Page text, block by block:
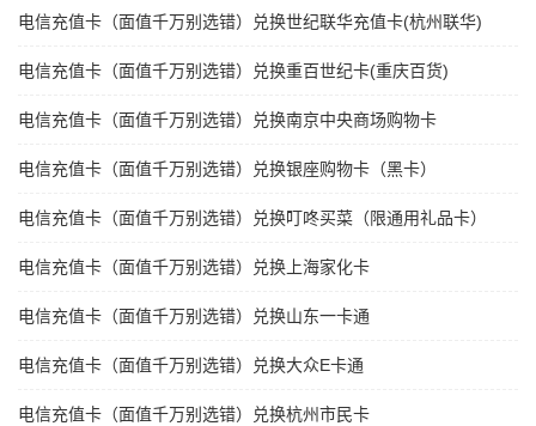
电信充值卡（面值千万别选错）兑换世纪联华充值卡(杭州联华)
电信充值卡（面值千万别选错）兑换重百世纪卡(重庆百货)
电信充值卡（面值千万别选错）兑换南京中央商场购物卡
电信充值卡（面值千万别选错）兑换银座购物卡（黑卡）
电信充值卡（面值千万别选错）兑换叮咚买菜（限通用礼品卡）
电信充值卡（面值千万别选错）兑换上海家化卡
电信充值卡（面值千万别选错）兑换山东一卡通
电信充值卡（面值千万别选错）兑换大众E卡通
电信充值卡（面值千万别选错）兑换杭州市民卡